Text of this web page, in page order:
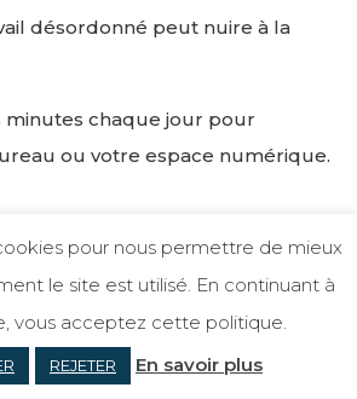
désordonné peut nuire à la
chaque jour pour
ou votre espace numérique.
fichiers inutiles
pour nous permettre de mieux
le site est utilisé. En continuant à
vous acceptez cette politique.
REJETER En savoir plus